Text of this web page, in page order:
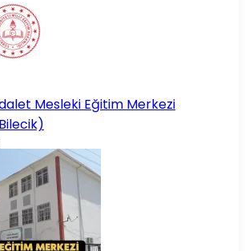
Mesleki Eğitim Merkezi